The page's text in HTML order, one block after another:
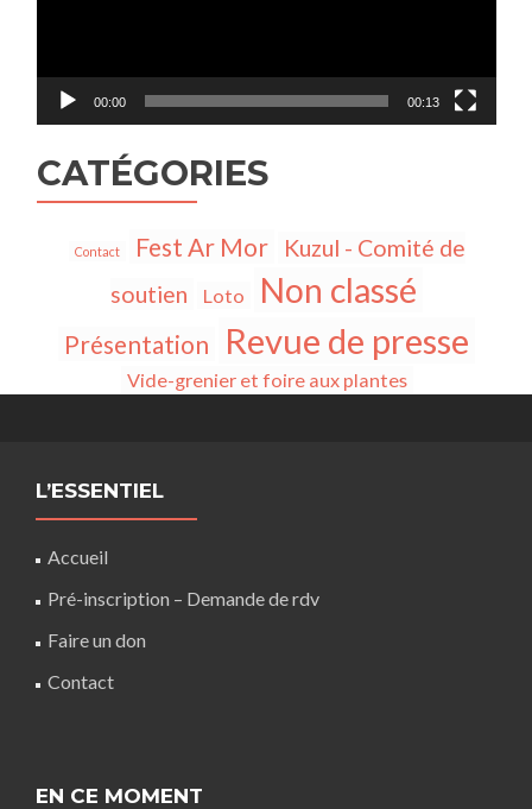
00:00 00:13
CATÉGORIES
Contact Fest Ar Mor
Kuzul - Comité de
soutien
Loto Non classé
Présentation Revue de presse
Vide-grenier et foire aux plantes
L’ESSENTIEL
Accueil
Pré-inscription – Demande de rdv
Faire un don
Contact
EN CE MOMENT